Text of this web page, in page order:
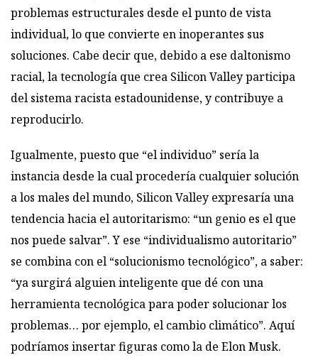
problemas estructurales desde el punto de vista
individual, lo que convierte en inoperantes sus
soluciones. Cabe decir que, debido a ese daltonismo
racial, la tecnología que crea Silicon Valley participa
del sistema racista estadounidense, y contribuye a
reproducirlo.
Igualmente, puesto que “el individuo” sería la
instancia desde la cual procedería cualquier solución
a los males del mundo, Silicon Valley expresaría una
tendencia hacia el autoritarismo: “un genio es el que
nos puede salvar”. Y ese “individualismo autoritario”
se combina con el “solucionismo tecnológico”, a saber:
“ya surgirá alguien inteligente que dé con una
herramienta tecnológica para poder solucionar los
problemas… por ejemplo, el cambio climático”. Aquí
podríamos insertar figuras como la de Elon Musk.